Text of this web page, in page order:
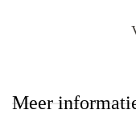
Meer